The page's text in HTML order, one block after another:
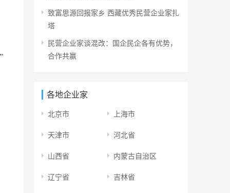
致富思源回报家乡 西藏优秀民营企业家扎
塔
民营企业家谈混改：国企民企各有优势，
合作共赢
各地企业家
北京市 上海市
天津市 河北省
山西省 内蒙古自治区
辽宁省 吉林省